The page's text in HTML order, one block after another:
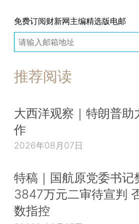
免费订阅财新网主编精选版电邮
推荐阅读
大西洋观察｜特朗普助
作
2026年08月07日
特稿｜国航原党委书记
3847万元二审待宣判
数指控